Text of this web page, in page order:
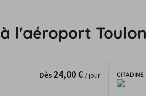
l'aéroport Toulon
Dès 24,00 € / jour CITADINE